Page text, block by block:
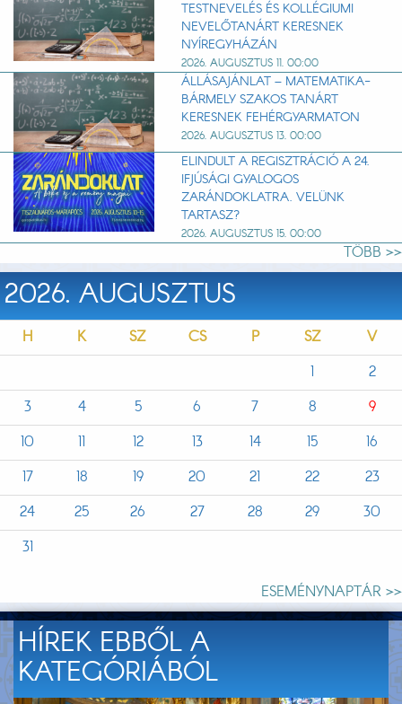
TESTNEVELÉS ÉS KOLLÉGIUMI
NEVELŐTANÁRT KERESNEK
NYÍREGYHÁZÁN
2026. AUGUSZTUS 11. 00:00
ÁLLÁSAJÁNLAT – MATEMATIKA-
BÁRMELY SZAKOS TANÁRT
KERESNEK FEHÉRGYARMATON
2026. AUGUSZTUS 13. 00:00
ELINDULT A REGISZTRÁCIÓ A 24.
IFJÚSÁGI GYALOGOS
ZARÁNDOKLATRA. VELÜNK
TARTASZ?
2026. AUGUSZTUS 15. 00:00
TÖBB >>
2026. AUGUSZTUS
H K SZ CS P SZ
V
1
2
3
4 5 6 7 8
9
10
11 12 13 14 15
16
17
18 19 20 21 22
23
24
25 26 27 28 29
30
31
ESEMÉNYNAPTÁR >>
HÍREK EBBŐL A
KATEGÓRIÁBÓL